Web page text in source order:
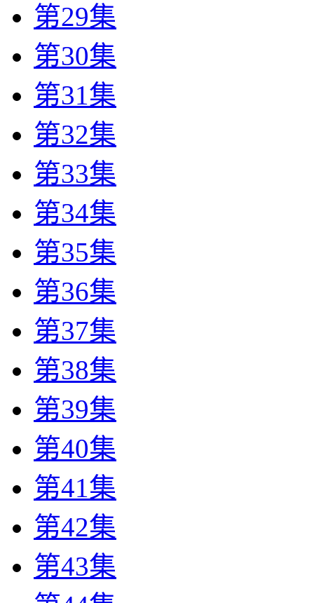
第29集
第30集
第31集
第32集
第33集
第34集
第35集
第36集
第37集
第38集
第39集
第40集
第41集
第42集
第43集